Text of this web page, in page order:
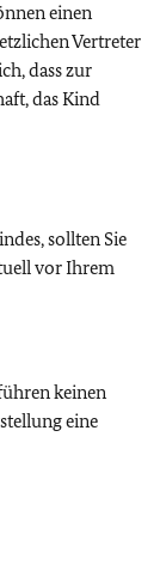
einen
Vertreter
dass zur
das Kind
sollten Sie
vor Ihrem
keinen
eine